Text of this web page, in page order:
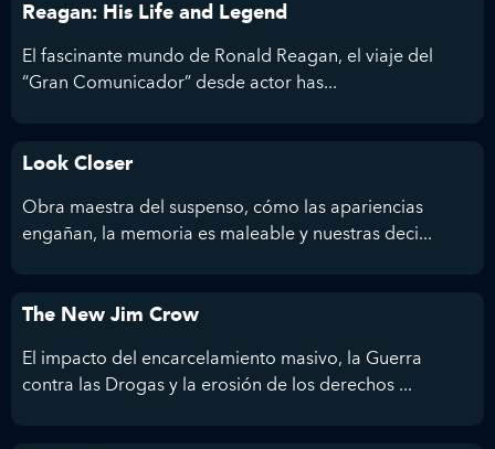
Reagan: His Life and Legend
El fascinante mundo de Ronald Reagan, el viaje del
“Gran Comunicador” desde actor has...
Look Closer
Obra maestra del suspenso, cómo las apariencias
engañan, la memoria es maleable y nuestras deci...
The New Jim Crow
El impacto del encarcelamiento masivo, la Guerra
contra las Drogas y la erosión de los derechos ...